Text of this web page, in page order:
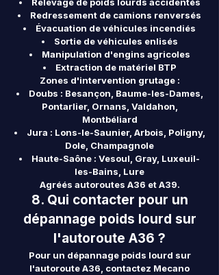
Redressement de camions renversés
Évacuation de véhicules incendiés
Sortie de véhicules enlisés
Manipulation d'engins agricoles
Extraction de matériel BTP
Zones d'intervention grutage :
Doubs : Besançon, Baume-les-Dames,
Pontarlier, Ornans, Valdahon,
Montbéliard
Jura : Lons-le-Saunier, Arbois, Poligny,
Dole, Champagnole
Haute-Saône : Vesoul, Gray, Luxeuil-
les-Bains, Lure
Agréés autoroutes A36 et A39.
8. Qui contacter pour un
dépannage poids lourd sur
l'autoroute A36 ?
Pour un dépannage poids lourd sur
l'autoroute A36, contactez Mecano